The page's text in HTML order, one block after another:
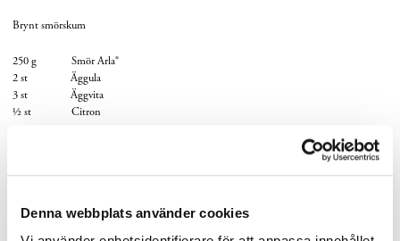
Denna webbplats använder cookies
Brynt smörskum
250 g Smör Arla®
2 st Äggula
3 st Äggvita
½ st Citron
Bryn smöret i en kastrull, låt svalna. Mixa äggen och juicen av citronen i en
kannmixer. Tillsätt smöret under mixning. Smaka upp med salt. Häll över blandningen
skaka väl. Om du inte har tillgång till en sifon så går det utmärkt att servera oskummat
brynt smör till rätten – det är jättegott så också!